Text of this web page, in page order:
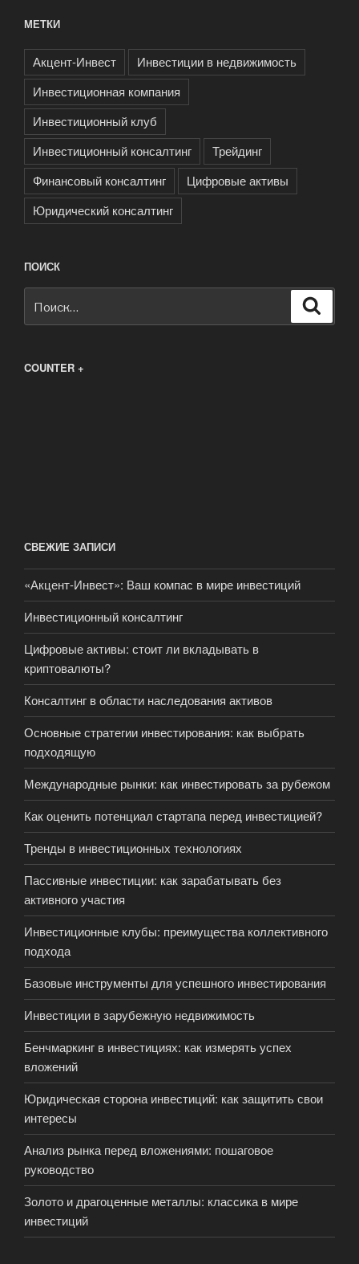
МЕТКИ
Акцент-Инвест
Инвестиции в недвижимость
Инвестиционная компания
Инвестиционный клуб
Инвестиционный консалтинг
Трейдинг
Финансовый консалтинг
Цифровые активы
Юридический консалтинг
ПОИСК
COUNTER +
СВЕЖИЕ ЗАПИСИ
«Акцент-Инвест»: Ваш компас в мире инвестиций
Инвестиционный консалтинг
Цифровые активы: стоит ли вкладывать в
криптовалюты?
Консалтинг в области наследования активов
Основные стратегии инвестирования: как выбрать
подходящую
Международные рынки: как инвестировать за рубежом
Как оценить потенциал стартапа перед инвестицией?
Тренды в инвестиционных технологиях
Пассивные инвестиции: как зарабатывать без
активного участия
Инвестиционные клубы: преимущества коллективного
подхода
Базовые инструменты для успешного инвестирования
Инвестиции в зарубежную недвижимость
Бенчмаркинг в инвестициях: как измерять успех
вложений
Юридическая сторона инвестиций: как защитить свои
интересы
Анализ рынка перед вложениями: пошаговое
руководство
Золото и драгоценные металлы: классика в мире
инвестиций